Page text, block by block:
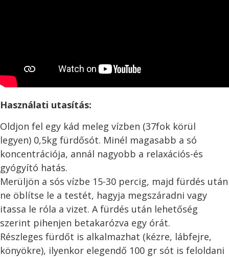
Használati utasítás:
Oldjon fel egy kád meleg vízben (37fok körül
legyen) 0,5kg fürdősót. Minél magasabb a só
koncentrációja, annál nagyobb a relaxációs-és
gyógyító hatás.
Merüljön a sós vízbe 15-30 percig, majd fürdés után
ne öblítse le a testét, hagyja megszáradni vagy
itassa le róla a vizet. A fürdés után lehetőség
szerint pihenjen betakarózva egy órát.
Részleges fürdőt is alkalmazhat (kézre, lábfejre,
könyökre), ilyenkor elegendő 100 gr sót is feloldani